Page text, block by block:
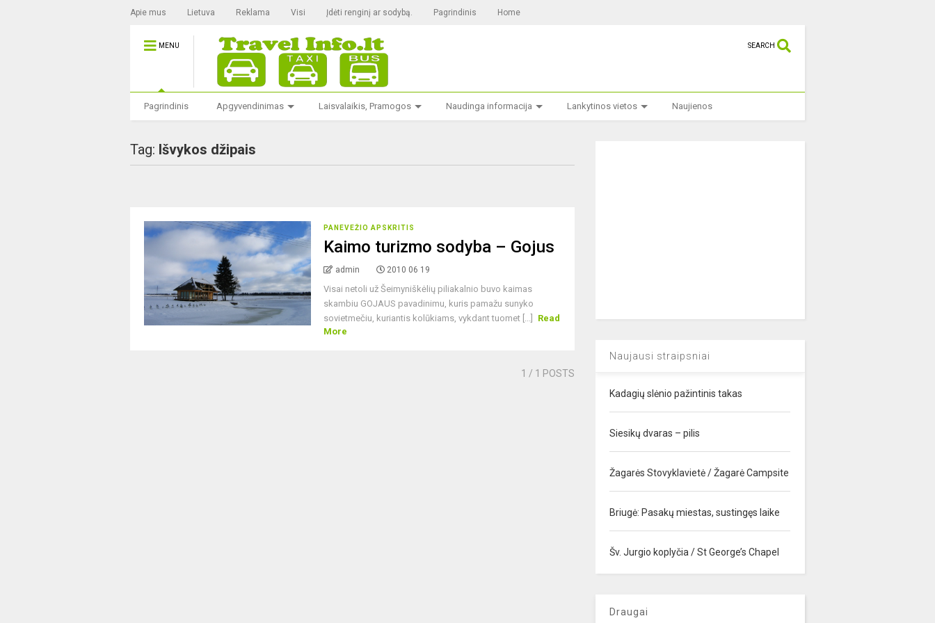
Apie mus Lietuva Reklama Visi Įdėti renginį ar sodybą. Pagrindinis Home
MENU SEARCH
Pagrindinis Apgyvendinimas Laisvalaikis, Pramogos Naudinga informacija Lankytinos vietos Naujienos
Tag: Išvykos džipais
PANEVEŽIO APSKRITIS
Kaimo turizmo sodyba – Gojus
admin 2010 06 19
Visai netoli už Šeimyniškėlių piliakalnio buvo kaimas
skambiu GOJAUS pavadinimu, kuris pamažu sunyko
sovietmečiu, kuriantis kolūkiams, vykdant tuomet [...]
Read
More
1 / 1 POSTS
Naujausi straipsniai
Kadagių slėnio pažintinis takas
Siesikų dvaras – pilis
Žagarės Stovyklavietė / Žagarė Campsite
Briugė: Pasakų miestas, sustingęs laike
Šv. Jurgio koplyčia / St George’s Chapel
Draugai